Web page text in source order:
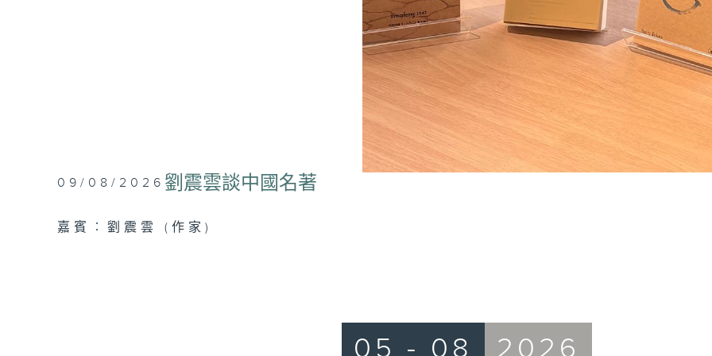
09/08/2026 劉震雲談中國名著
嘉賓︰劉震雲 (作家)
05 - 08 2026